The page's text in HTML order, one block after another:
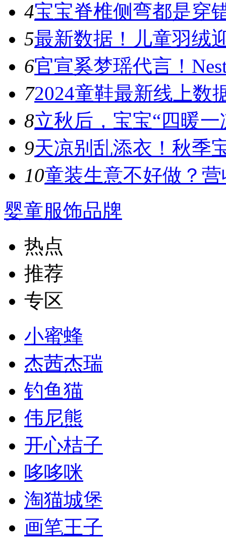
4宝宝脊椎侧弯都是穿
5最新数据！儿童羽绒
6官宣奚梦瑶代言！
7​2024童鞋最新线上数
8立秋后，宝宝“四暖
9天凉别乱添衣！秋季
10童装生意不好做？
婴童服饰品牌
热点
推荐
专区
小蜜蜂
杰茜杰瑞
钓鱼猫
伟尼熊
开心桔子
哆哆咪
淘猫城堡
画笔王子